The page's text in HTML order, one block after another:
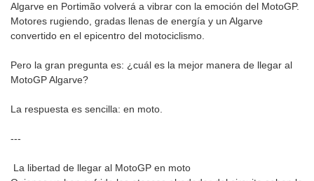
Algarve en Portimão volverá a vibrar con la emoción del MotoGP.
Motores rugiendo, gradas llenas de energía y un Algarve
convertido en el epicentro del motociclismo.
Pero la gran pregunta es: ¿cuál es la mejor manera de llegar al
MotoGP Algarve?
La respuesta es sencilla: en moto.
---
La libertad de llegar al MotoGP en moto